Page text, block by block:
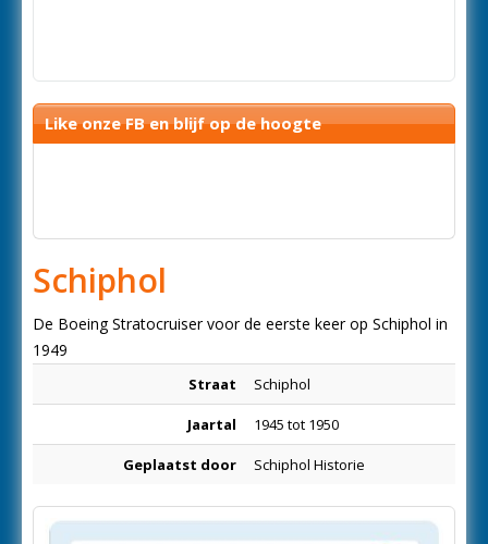
Like onze FB en blijf op de hoogte
Schiphol
De Boeing Stratocruiser voor de eerste keer op Schiphol in
1949
Straat Schiphol
Jaartal 1945 tot 1950
Geplaatst door Schiphol Historie